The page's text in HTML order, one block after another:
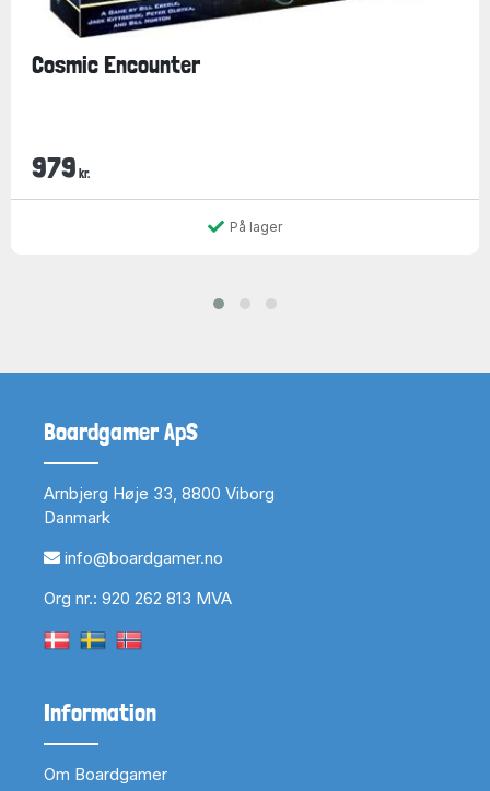
Cosmic Encounter
979 kr.
På lager
Boardgamer ApS
Arnbjerg Høje 33, 8800 Viborg
Danmark
info@boardgamer.no
Org nr.: 920 262 813 MVA
Information
Om Boardgamer